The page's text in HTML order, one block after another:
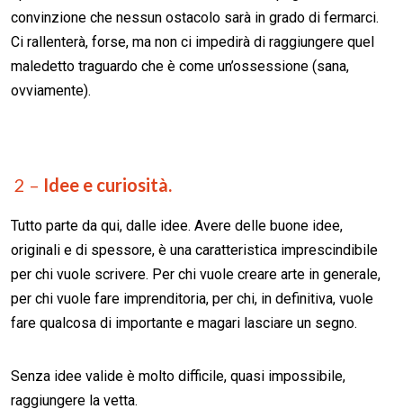
convinzione che nessun ostacolo sarà in grado di fermarci.
Ci rallenterà, forse, ma non ci impedirà di raggiungere quel
maledetto traguardo che è come un’ossessione (sana,
ovviamente).
2 – Idee e curiosità.
Tutto parte da qui, dalle idee. Avere delle buone idee,
originali e di spessore, è una caratteristica imprescindibile
per chi vuole scrivere. Per chi vuole creare arte in generale,
per chi vuole fare imprenditoria, per chi, in definitiva, vuole
fare qualcosa di importante e magari lasciare un segno.
Senza idee valide è molto difficile, quasi impossibile,
raggiungere la vetta.